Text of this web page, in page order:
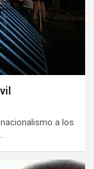
a los